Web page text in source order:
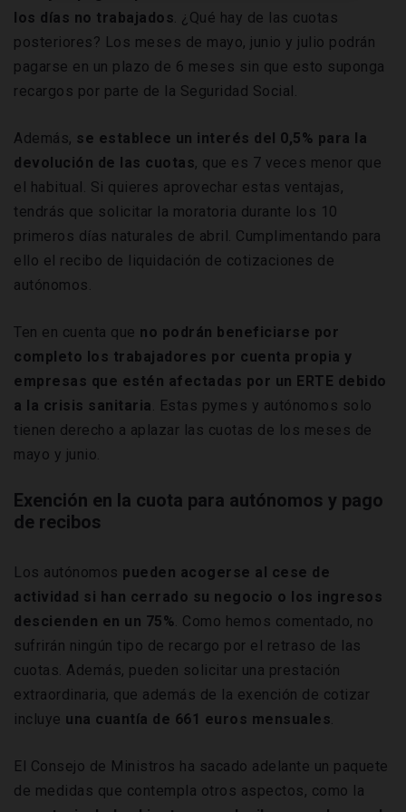
los días no trabajados. ¿Qué hay de las cuotas
posteriores? Los meses de mayo, junio y julio podrán
pagarse en un plazo de 6 meses sin que esto suponga
recargos por parte de la Seguridad Social.
Además, se establece un interés del 0,5% para la
devolución de las cuotas, que es 7 veces menor que
el habitual. Si quieres aprovechar estas ventajas,
tendrás que solicitar la moratoria durante los 10
primeros días naturales de abril. Cumplimentando para
ello el recibo de liquidación de cotizaciones de
autónomos.
Ten en cuenta que no podrán beneficiarse por
completo los trabajadores por cuenta propia y
empresas que estén afectadas por un ERTE debido
a la crisis sanitaria. Estas pymes y autónomos solo
tienen derecho a aplazar las cuotas de los meses de
mayo y junio.
Exención en la cuota para autónomos y pago
de recibos
Los autónomos pueden acogerse al cese de
actividad si han cerrado su negocio o los ingresos
descienden en un 75%. Como hemos comentado, no
sufrirán ningún tipo de recargo por el retraso de las
cuotas. Además, pueden solicitar una prestación
extraordinaria, que además de la exención de cotizar
incluye una cuantía de 661 euros mensuales.
El Consejo de Ministros ha sacado adelante un paquete
de medidas que contempla otros aspectos, como la